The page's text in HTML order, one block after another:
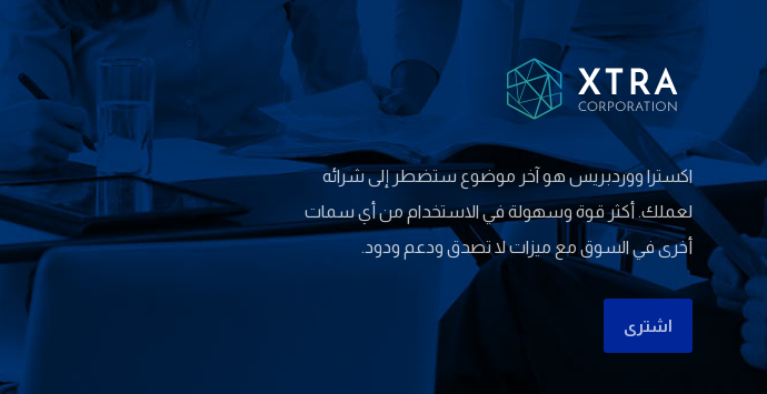
اکسترا ووردبریس هو آخر موضوع ستضطر إلى شرائه
لعملك. أكثر قوة وسهولة في الاستخدام من أي سمات
أخرى في السوق مع ميزات لا تصدق ودعم ودود.
اشتری